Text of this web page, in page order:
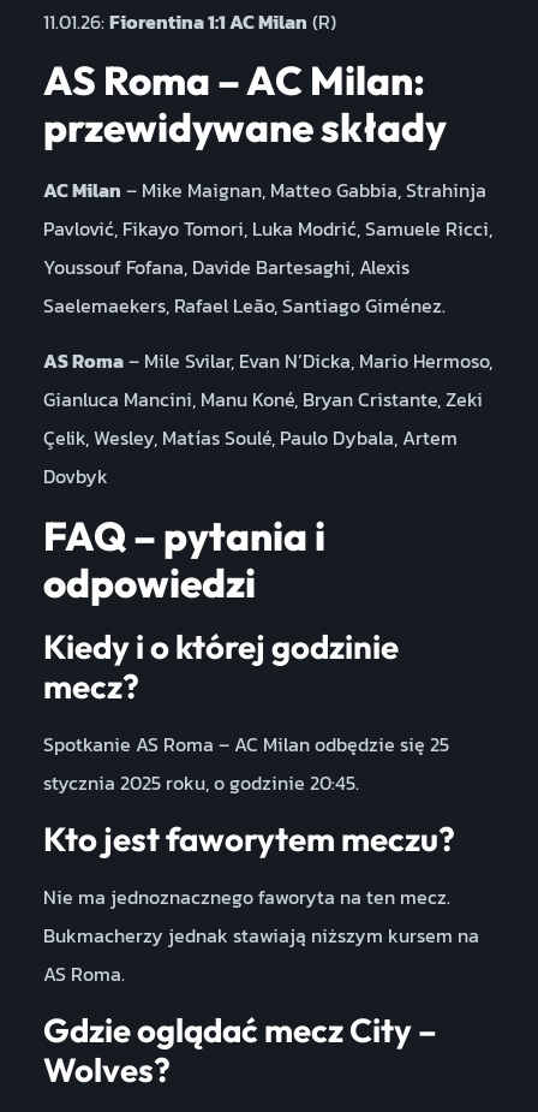
11.01.26:Fiorentina 1:1 AC Milan (R)
AS Roma – AC Milan:
przewidywane składy
AC Milan – Mike Maignan, Matteo Gabbia, Strahinja
Pavlović, Fikayo Tomori, Luka Modrić, Samuele Ricci,
Youssouf Fofana, Davide Bartesaghi, Alexis
Saelemaekers, Rafael Leão, Santiago Giménez.
AS Roma– Mile Svilar, Evan N’Dicka, Mario Hermoso,
Gianluca Mancini, Manu Koné, Bryan Cristante, Zeki
Çelik, Wesley, Matías Soulé, Paulo Dybala, Artem
Dovbyk
FAQ – pytania i
odpowiedzi
Kiedy i o której godzinie
mecz?
Spotkanie AS Roma – AC Milan odbędzie się 25
stycznia 2025 roku, o godzinie 20:45.
Kto jest faworytem meczu?
Nie ma jednoznacznego faworyta na ten mecz.
Bukmacherzy jednak stawiają niższym kursem na
AS Roma.
Gdzie oglądać mecz City –
Wolves?